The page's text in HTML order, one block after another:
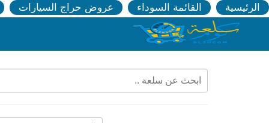
الرئيسية القائمة السوداء عروض حراج السيارات